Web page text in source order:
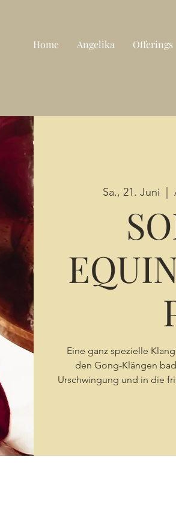
Home Angelika Offerings
Sa., 21. Juni
  |
Eine ganz spezielle
den Gong-Klängen
Urschwingung und in die